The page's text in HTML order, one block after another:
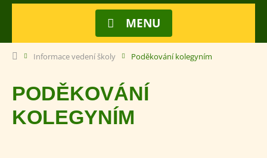
MENU
Informace vedení školy Poděkování kolegyním
PODĚKOVÁNÍ
KOLEGYNÍM